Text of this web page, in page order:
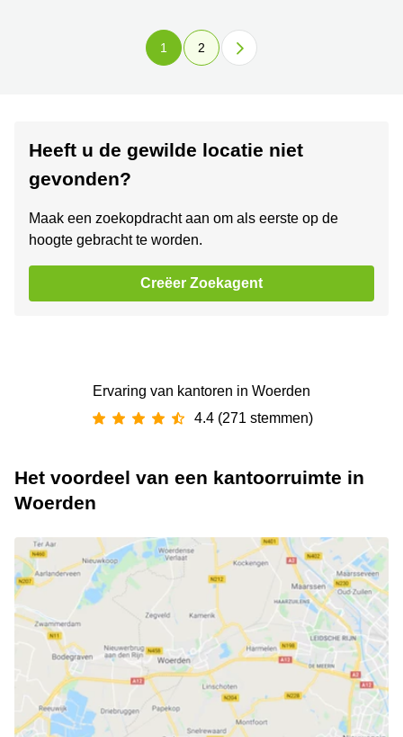
1 2
Heeft u de gewilde locatie niet
gevonden?
Maak een zoekopdracht aan om als eerste op de
hoogte gebracht te worden.
Creëer Zoekagent
Ervaring van ‪kantoren‬ in Woerden
4.4 (271 stemmen)
Het voordeel van een kantoorruimte in
Woerden